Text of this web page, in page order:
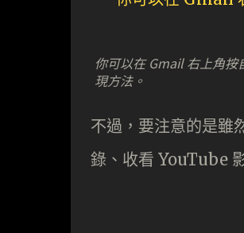
你可以在 Gmail 右上角
現方法。
不過，要注意的是雖
錄、收看 YouTube